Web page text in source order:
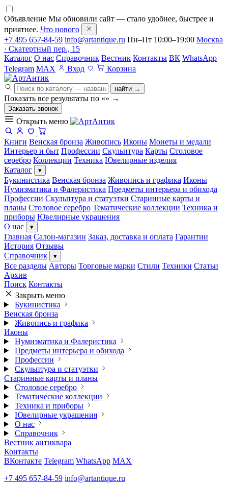
Объявление Мы обновили сайт — стало удобнее, быстрее и
приятнее. Что нового
+7 495 657-84-59 info@artantique.ru Пн–Пт 10:00–19:00 Москва
· Скатертный пер., 15
Каталог О нас Справочник Вестник Контакты ВК WhatsApp
Telegram MAX Вход Корзина
найти →
Показать все результаты по «» →
Заказать звонок
Открыть меню
Книги Венская бронза Живопись Иконы Монеты и медали
Интерьер и быт Профессии Скульптура Карты Столовое
серебро Коллекции Техника Ювелирные изделия
Каталог
▾
Букинистика Венская бронза Живопись и графика Иконы
Нумизматика и Фалеристика Предметы интерьера и обихода
Профессии Скульптура и статуэтки Старинные карты и
планы Столовое серебро Тематические коллекции Техника и
приборы Ювелирные украшения
О нас
▾
Главная Салон-магазин Заказ, доставка и оплата Гарантии
История Отзывы
Справочник
▾
Все разделы Авторы Торговые марки Стили Техники Статьи
Архив
Поиск Контакты
Закрыть меню
Букинистика
Венская бронза
Живопись и графика
Иконы
Нумизматика и Фалеристика
Предметы интерьера и обихода
Профессии
Скульптура и статуэтки
Старинные карты и планы
Столовое серебро
Тематические коллекции
Техника и приборы
Ювелирные украшения
О нас
Справочник
Вестник антиквара
Контакты
ВКонтакте Telegram WhatsApp MAX
+7 495 657-84-59 info@artantique.ru